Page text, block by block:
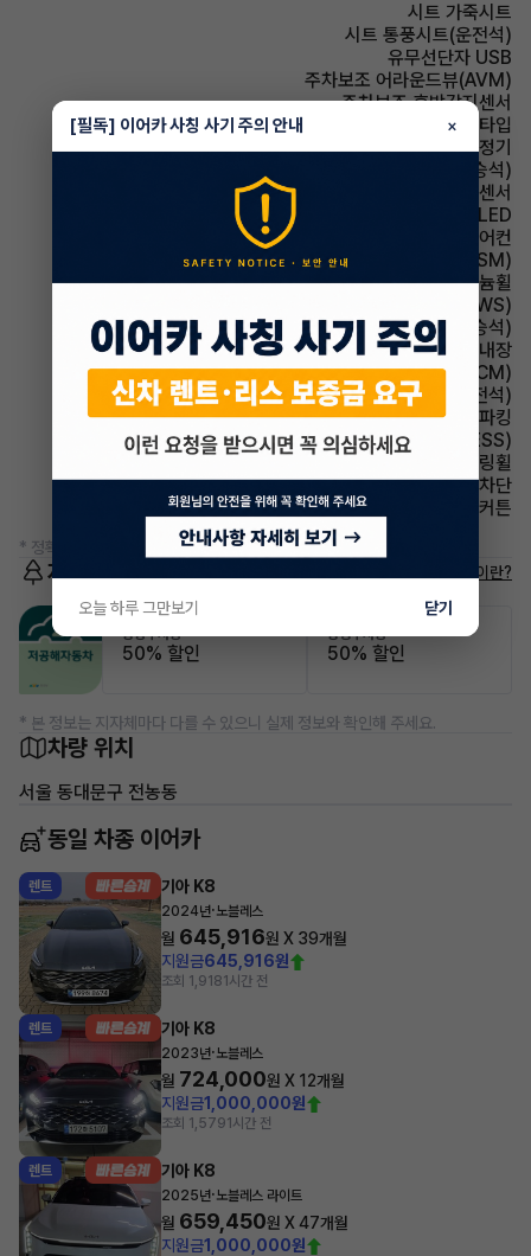
시트 가죽시트
시트 통풍시트(운전석)
유무선단자 USB
주차보조 어라운드뷰(AVM)
주차보조 후방감지센서
헤드램프 프로젝션 타입
에어컨 공기청정기
시트 통풍시트(동승석)
주차보조 전방감지센서
헤드램프 LED
에어컨 풀오토에어컨
주행안전 샤시 통합 제어 시스템(VSM)
휠타이어 알루미늄휠
주행안전 차선이탈경보(LDWS)
시트 전동시트(동승석)
룸미러 하이패스 내장
룸미러 전자식 룸미러(ECM)
시트 전동시트(운전석)
파킹 전자식 파킹
주행안전 급제동경보시스템(ESS)
스티어링휠 가죽스티어링휠
윈드실드(앞유리) 자외선 차단
에어백 커튼
* 정확한 정보는 판매자와 반드시 확인하시기 바랍니다.
저공해차량 정보 저공해차량이란?
공항주차장
50% 할인
공영주차장
50% 할인
* 본 정보는 지자체마다 다를 수 있으니 실제 정보와 확인해 주세요.
차량 위치
서울 동대문구 전농동
동일 차종 이어카
렌트 기아 K8
2024년·노블레스
월 645,916원 X 39개월
지원금645,916원
조회 1,9181시간 전
렌트 기아 K8
2023년·노블레스
월 724,000원 X 12개월
지원금1,000,000원
조회 1,5791시간 전
렌트 기아 K8
2025년·노블레스 라이트
월 659,450원 X47개월
지원금1,000,000원
[필독] 이어카 사칭 사기 주의 안내 ×
오늘 하루 그만보기 닫기